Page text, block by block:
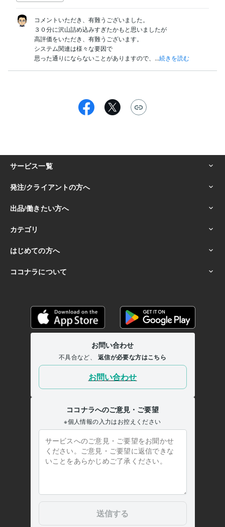
コメントいただき、有難うございました。
３０分に沢山詰め込みすぎたかもと思いましたが
高評価をいただき、有難うございます。
システム関連は様々な要因で
思った通りにならないことがありますので、...続きを読む